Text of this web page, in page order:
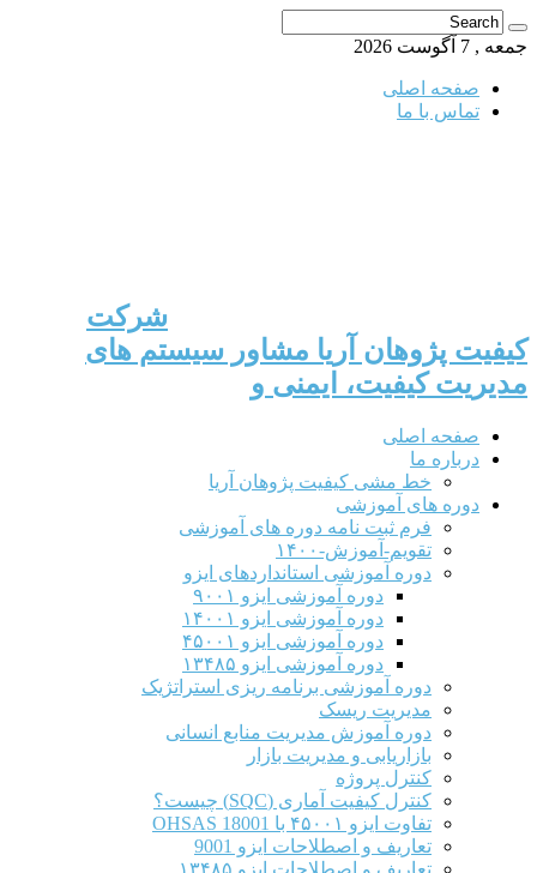
جمعه , 7 آگوست 2026
صفحه اصلی
تماس با ما
شرکت
کیفیت پژوهان آریا مشاور سیستم های
مدیریت کیفیت، ایمنی و
صفحه اصلی
درباره ما
خط مشی کیفیت پژوهان آریا
دوره های آموزشی
فرم ثبت نامه دوره های آموزشی
تقویم-آموزش-۱۴۰۰
دوره آموزشی استانداردهای ایزو
دوره آموزشی ایزو ۹۰۰۱
دوره آموزشی ایزو ۱۴۰۰۱
دوره آموزشی ایزو ۴۵۰۰۱
دوره آموزشی ایزو ۱۳۴۸۵
دوره آموزشی برنامه ریزی استراتژیک
مدیریت ریسک
دوره آموزش مدیریت منابع انسانی
بازاریابی و مدیریت بازار
کنترل پروژه
کنترل کیفیت آماری (SQC) چیست؟
تفاوت ایزو ۴۵۰۰۱ با OHSAS 18001
تعاریف و اصطلاحات ایزو 9001
تعاریف و اصطلاحات ایزو ۱۳۴۸۵